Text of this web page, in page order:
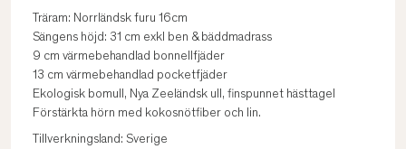
Träram: Norrländsk furu 16cm
Sängens höjd: 31 cm exkl ben & bäddmadrass
9 cm värmebehandlad bonnellfjäder
13 cm värmebehandlad pocketfjäder
Ekologisk bomull, Nya Zeeländsk ull, finspunnet hästtagel
Förstärkta hörn med kokosnötfiber och lin.
Tillverkningsland: Sverige